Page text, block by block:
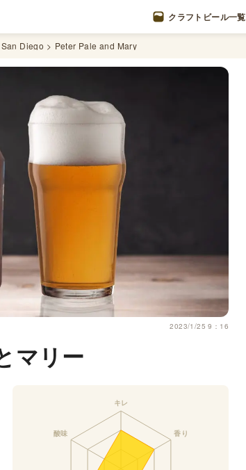
クラフトビール一覧
Diego Peter Pale and Mary
2023/1/25 9：16
マリー